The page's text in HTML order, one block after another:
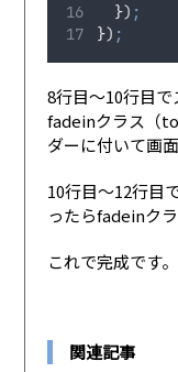
}) ;
}) ;
8行目〜10行目
fadeinクラス（
ダーに付いて画
10行目〜12行目
ったらfadeinク
これで完成です。
関連記事